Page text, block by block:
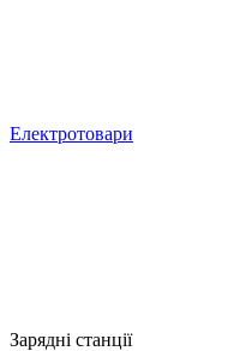
Електротовари
Зарядні станції